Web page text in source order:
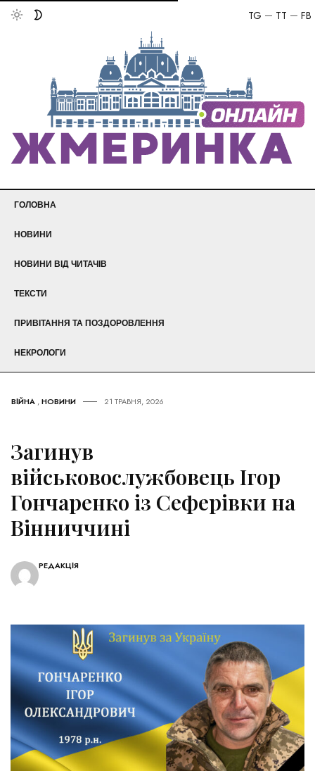
FB
TT
TG
ГОЛОВНА
НОВИНИ
НОВИНИ ВІД ЧИТАЧІВ
ТЕКСТИ
ПРИВІТАННЯ ТА ПОЗДОРОВЛЕННЯ
НЕКРОЛОГИ
ВІЙНА ,НОВИНИ 21 ТРАВНЯ, 2026
Загинув
військовослужбовець Ігор
Гончаренко із Сеферівки на
Вінниччині
РЕДАКЦІЯ